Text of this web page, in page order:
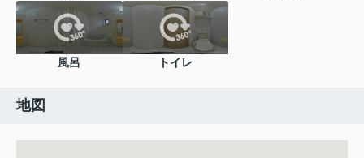
風呂 トイレ
地図